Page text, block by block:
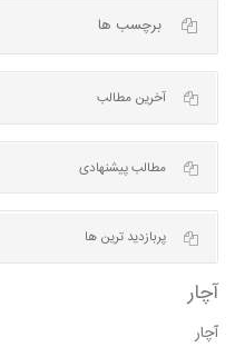
برچسب ها
آخرین مطالب
مطالب پیشنهادی
آچار